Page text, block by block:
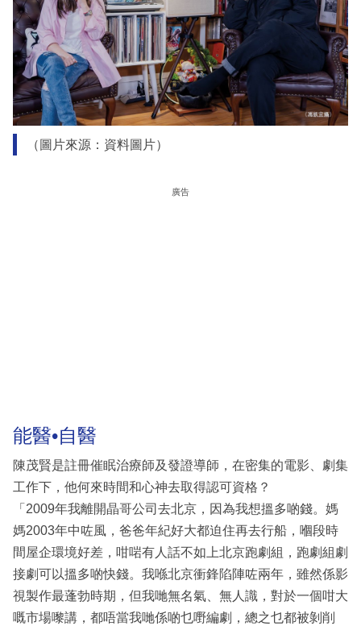
（圖片來源：資料圖片）
廣告
能醫•自醫
陳茂賢是註冊催眠治療師及發證導師，在密集的電影、劇集
工作下，他何來時間和心神去取得認可資格？
「2009年我離開晶哥公司去北京，因為我想搵多啲錢。媽
媽2003年中咗風，爸爸年紀好大都迫住再去行船，嗰段時
間屋企環境好差，咁啱有人話不如上北京跑劇組，跑劇組劇
接劇可以搵多啲快錢。我喺北京衝鋒陷陣咗兩年，雖然係影
視製作最蓬勃時期，但我哋無名氣、無人識，對於一個咁大
嘅市場嚟講，都唔當我哋係啲乜嘢編劇，總之乜都被剝削